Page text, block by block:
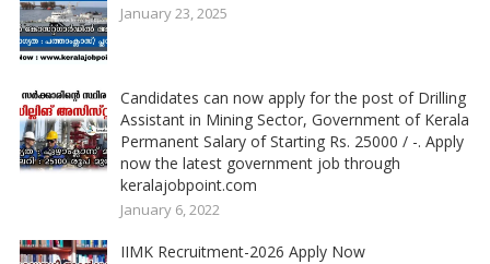
January 23, 2025
Candidates can now apply for the post of Drilling
Assistant in Mining Sector, Government of Kerala
Permanent Salary of Starting Rs. 25000 / -. Apply
now the latest government job through
keralajobpoint.com
January 6, 2022
IIMK Recruitment-2026 Apply Now